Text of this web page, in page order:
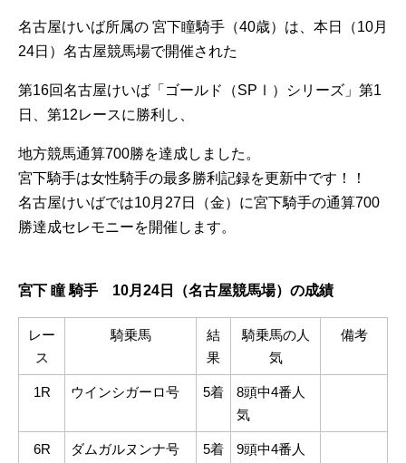
名古屋けいば所属の 宮下瞳騎手（40歳）は、本日（10月
24日）名古屋競馬場で開催された
第16回名古屋けいば「ゴールド（SPⅠ）シリーズ」第1
日、第12レースに勝利し、
地方競馬通算700勝を達成しました。
宮下騎手は女性騎手の最多勝利記録を更新中です！！
名古屋けいばでは10月27日（金）に宮下騎手の通算700
勝達成セレモニーを開催します。
宮下 瞳 騎手 10月24日（名古屋競馬場）の成績
レー
ス
騎乗馬
結
果
騎乗馬の人
気
備考
1R ウインシガーロ号 5着
8頭中4番人
気
6R ダムガルヌンナ号 5着
9頭中4番人